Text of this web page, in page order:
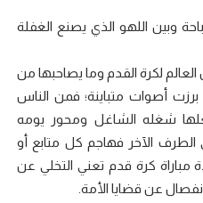
وبين اللهو الذي يصنع الغفلة
لكرة القدم وما يصاحبها من
أصوات متباينة؛ فمن الناس
شغله الشاغل ومحور يومه
الآخر فهاجم كل متابع أو
كرة قدم تعني التخلي عن
عن قضايا الأمة.